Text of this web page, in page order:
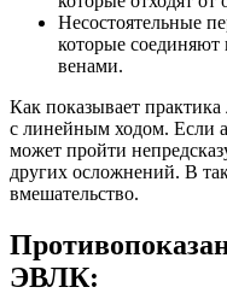
Несостоятельные
которые
венами.
Как показывает
с линейным ходом. Если
может пройти
других осложнений. В
вмешательство.
ЭВЛК: